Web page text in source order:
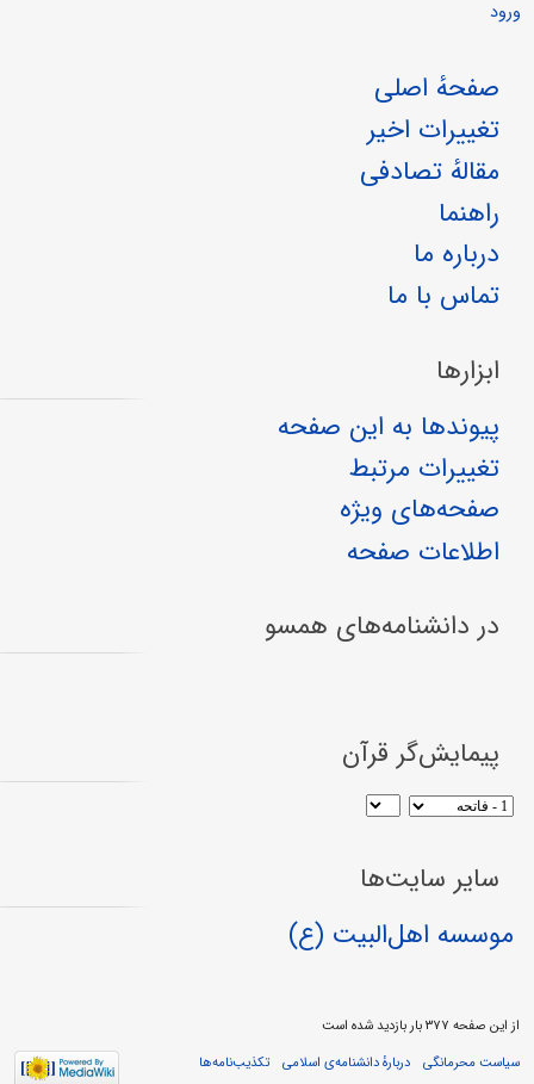
ورود
صفحهٔ اصلی
تغییرات اخیر
مقالهٔ تصادفی
راهنما
درباره ما
تماس با ما
ابزارها
پیوندها به این صفحه
تغییرات مرتبط
صفحه‌های ویژه
اطلاعات صفحه
در دانشنامه‌های همسو
پیمایش‌گر قرآن
سایر سایت‌ها
موسسه اهل‌البیت (ع)
از این صفحه ۳۷۷ بار بازدید شده است
سیاست محرمانگی
دربارهٔ دانشنامه‌ی اسلامی تکذیب‌نامه‌ها